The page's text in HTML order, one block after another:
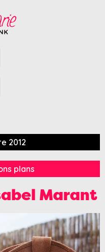
2012
plans
Marant